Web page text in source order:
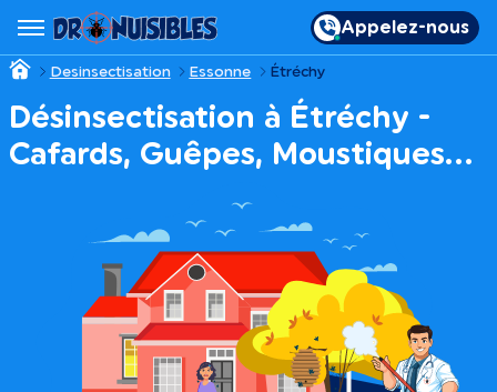
Appelez-nous
Desinsectisation Essonne Étréchy
Désinsectisation à Étréchy -
Cafards, Guêpes, Moustiques…